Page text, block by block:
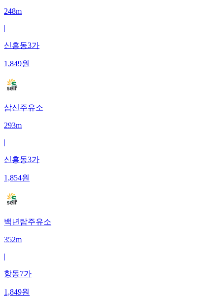
248m
|
신흥동3가
1,849원
삼신주유소
293m
|
신흥동3가
1,854원
백년탑주유소
352m
|
항동7가
1,849원